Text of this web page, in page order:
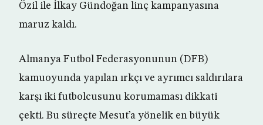
Özil ile İlkay Gündoğan linç kampanyasına
maruz kaldı.
Almanya Futbol Federasyonunun (DFB)
kamuoyunda yapılan ırkçı ve ayrımcı saldırılara
karşı iki futbolcusunu korumaması dikkati
çekti. Bu süreçte Mesut’a yönelik en büyük